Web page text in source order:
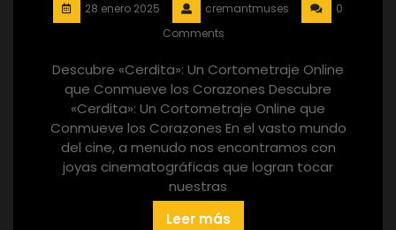
28 enero 2025 cremantmuses
0
Comments
Descubre «Cerdita»: Un Cortometraje Online
que Conmueve los Corazones Descubre
«Cerdita»: Un Cortometraje Online que
Conmueve los Corazones En el vasto mundo
del cine, a menudo nos encontramos con
joyas cinematográficas que logran tocar
nuestras
Leer más